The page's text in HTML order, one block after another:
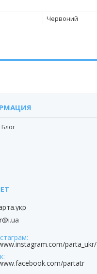
Червоний
parta_ukr/
partatr